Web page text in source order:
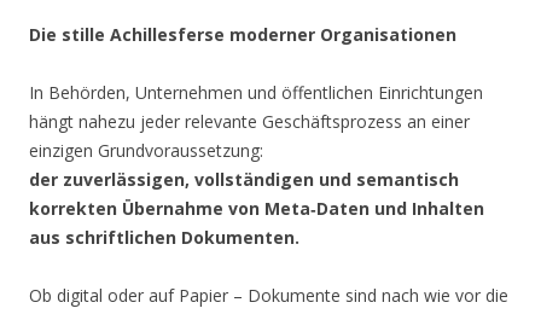
Die stille Achillesferse moderner Organisationen
In Behörden, Unternehmen und öffentlichen Einrichtungen
hängt nahezu jeder relevante Geschäftsprozess an einer
einzigen Grundvoraussetzung:
der zuverlässigen, vollständigen und semantisch
korrekten Übernahme von Meta‑Daten und Inhalten
aus schriftlichen Dokumenten.
Ob digital oder auf Papier – Dokumente sind nach wie vor die